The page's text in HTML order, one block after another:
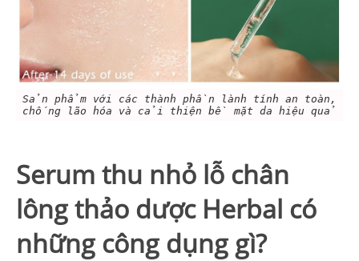
Sản phẩm với các thành phần lành tính an toàn,
chống lão hóa và cải thiện bề mặt da hiệu quả
Serum thu nhỏ lỗ chân
lông thảo dược Herbal có
những công dụng gì?